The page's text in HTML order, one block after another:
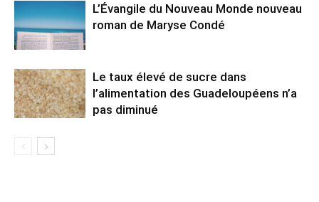
L’Évangile du Nouveau Monde nouveau
roman de Maryse Condé
Le taux élevé de sucre dans
l’alimentation des Guadeloupéens n’a
pas diminué